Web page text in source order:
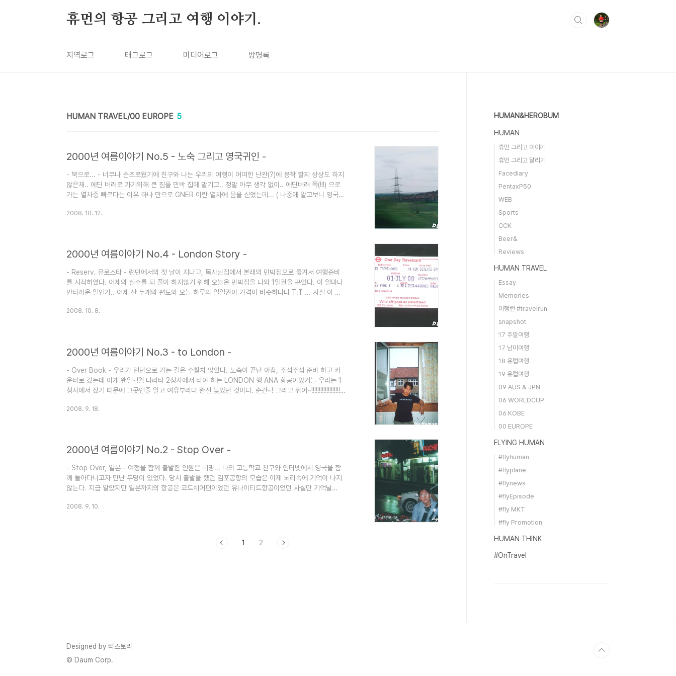
휴먼의 항공 그리고 여행 이야기.
지역로그 태그로그 미디어로그 방명록
HUMAN TRAVEL/00 EUROPE 5
2000년 여름이야기 No.5 - 노숙 그리고 영국귀인 -
- 북으로... - 너무나 순조로웠기에 친구와 나는 우리의 여행이 어떠한 난관(?)에 봉착 할지 상상도 하지
않은채.. 에딘 버러로 가기위해 큰 짐을 민박 집에 맡기고.. 정말 아무 생각 없이.. 에딘버러 쪽(!!!) 으로
가는 열차중 빠르다는 이유 하나 만으로 GNER 이란 열차에 몸을 싣었는데... ( 나중에 알고보니 영국의
이었다.. 오후에 출발한 GNER은 에딘버러는 커녕 반도 못가고 종착역에 서는게 아닌가.. 그 역의 이름
2008. 10. 12.
2000년 여름이야기 No.4 - London Story -
- Reserv. 유로스타 - 런던에서의 첫 날이 지나고, 목사님집에서 본래의 민박집으로 옮겨서 여행준비
를 시작하였다. 어제의 실수를 되 풀이 하지않기 위해 오늘은 민박집을 나와 1일권을 끈었다. 이 얼마나
안타까운 일인가.. 어제 산 두개의 편도와 오늘 하루의 일일권이 가격이 비슷하다니 T.T ... 사실 이 일
서도 일일권이 존재 하나 그곳에서 티켓을 사지 않고 무단으로 이용하는 이들을 가끔 볼때면 참... 이용
2008. 10. 8.
2000년 여름이야기 No.3 - to London -
- Over Book - 우리가 런던으로 가는 길은 수훨치 않았다. 노숙이 끝난 아침, 주섬주섬 준비 하고 카
운터로 갔는데 이게 왠일~!?! 나리타 2청사에서 타야 하는 LONDON 행 ANA 항공이었거늘 우리는 1
청사에서 잤기 때문에 그곳인줄 알고 여유부리다 완전 늦었던 것이다. 순간~! 그리고 뛰어~!!!!!!!!!!!!!!!!!!! '
고 재촉하며 그리고 겨우 출발 30여분 전 우리는 티켓팅을 할 수는 있었으나 이게 왠일.. ' Over Book
2008. 9. 18.
2000년 여름이야기 No.2 - Stop Over -
- Stop Over, 일본 - 여행을 함께 출발한 인원은 네명... 나의 고등학교 친구와 인터넷에서 영국을 함
께 돌아다니고자 만난 두명이 있었다. 당시 출발을 했던 김포공항의 모습은 이제 뇌리속에 기억이 나지
않는다. 지금 알았지만 일본까지의 항공은 코드쉐어편이었던 유나이티드항공이었던 사실만 기억날
그리고 97년 프랑스 세계청소년 대회를 갈때, 하지만 내손으로 준비해 떠나는 여행이었기에 두근반 새
2008. 9. 10.
1 2
HUMAN&HEROBUM
HUMAN
휴먼 그리고 이야기
휴먼 그리고 달리기
Facediary
PentaxP50
WEB
Sports
CCK
Beer&
Reviews
HUMAN TRAVEL
Essay
Memories
여행런 #travelrun
snapshot
17 주말여행
17 남미여행
18 유럽여행
19 유럽여행
09 AUS & JPN
06 WORLDCUP
06 KOBE
00 EUROPE
FLYING HUMAN
#flyhuman
#flyplane
#flynews
#flyEpisode
#fly MKT
#fly Promotion
HUMAN THINK
#OnTravel
Designed by 티스토리
© Daum Corp.